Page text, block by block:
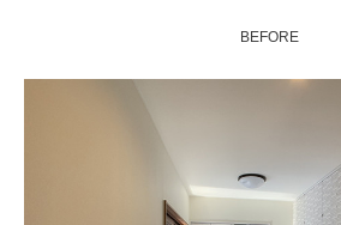
BEFORE